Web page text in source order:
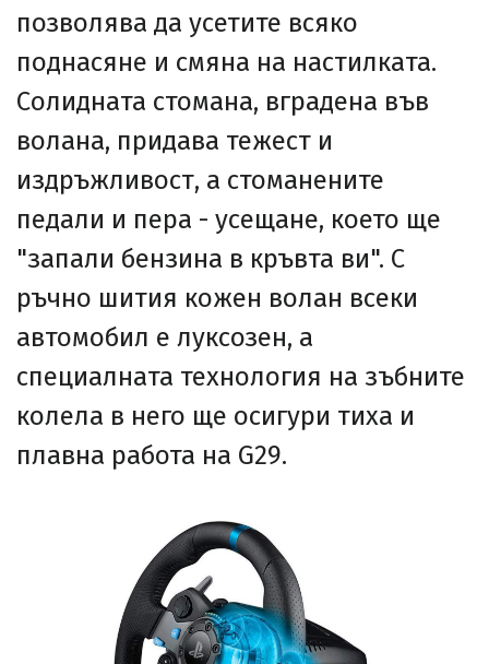
позволява да усетите всяко
поднасяне и смяна на настилката.
Солидната стомана, вградена във
волана, придава тежест и
издръжливост, а стоманените
педали и пера - усещане, което ще
"запали бензина в кръвта ви". С
ръчно шития кожен волан всеки
автомобил е луксозен, а
специалната технология на зъбните
колела в него ще осигури тиха и
плавна работа на G29.